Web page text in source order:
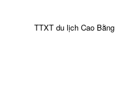
TTXT du lịch Cao Bằng